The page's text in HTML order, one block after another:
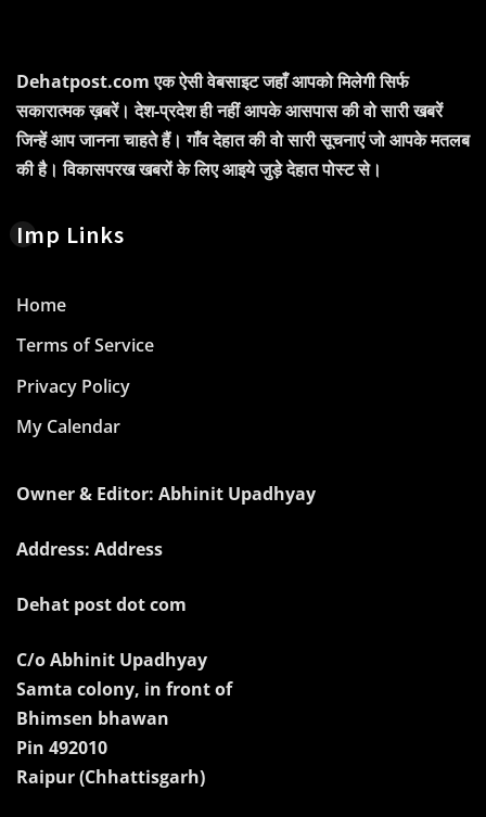
Dehatpost.com एक ऐसी वेबसाइट जहाँ आपको मिलेगी सिर्फ
सकारात्मक ख़बरें। देश-प्रदेश ही नहीं आपके आसपास की वो सारी खबरें
जिन्हें आप जानना चाहते हैं। गाँव देहात की वो सारी सूचनाएं जो आपके मतलब
की है। विकासपरख खबरों के लिए आइये जुड़े देहात पोस्ट से।
Imp Links
Home
Terms of Service
Privacy Policy
My Calendar
Owner & Editor: Abhinit Upadhyay
Address: Address
Dehat post dot com
C/o Abhinit Upadhyay
Samta colony, in front of
Bhimsen bhawan
Pin 492010
Raipur (Chhattisgarh)